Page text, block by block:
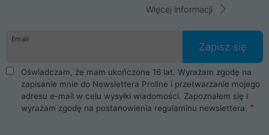
Więcej informacji
Email
Zapisz się
Oświadczam, że mam ukończone 16 lat. Wyrażam zgodę na
zapisanie mnie do Newslettera Proline i przetwarzanie mojego
adresu e-mail w celu wysyłki wiadomości. Zapoznałem się i
wyrażam zgodę na postanowienia regulaminu newslettera.